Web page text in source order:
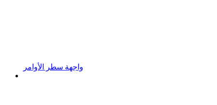
واجهة سطر الأوامر